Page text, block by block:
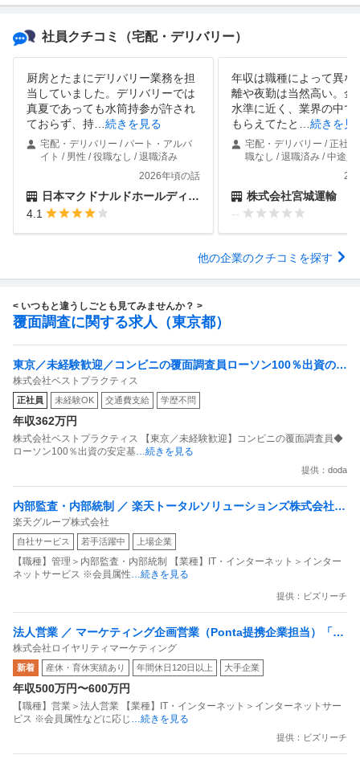
社員クチコミ （宅配・デリバリー）
厨房とたまにデリバリー業務を担
当していました。デリバリーでは
真夏であっても水筒持参が許され
ておらず、持
続きを見る
宅配・デリバリー / パート・アルバ
イト / 男性 / 役職なし / 退職済み
2026年頃の話
日本マクドナルドホールディングス株式会社
4.1
年収は職種によって異な
離や夜勤は当然高い。金
水準に近く、業界の中で
もらえてたと
続きを見
宅配・デリバリー / 正社
職なし / 退職済み / 中途入
株式会社宮城運輸
--
他の企業のクチコミを探す
< いつもと違うしごとも見てみませんか？ >
覆面調査に関する求人（東京都）
東京／未経験歓迎／コンビニの覆面調査員ローソン100％出資の安
定基盤／月５日在宅／残業月10時間
株式会社ベストプラクティス
正社員 未経験OK 交通費支給 学歴不問
年収362万円
株式会社ベストプラクティス 【東京／未経験歓迎】コンビニの覆面調査員◆
ローソン100％出資の安定基 …続きを見る
提供：doda
内部監査・内部統制 ／ 楽天トータルソリューションズ株式会社
戦略事業コンプライアンス支援部 業務統制支援課：ショップコン
プライアンス推進担当（SBCSD）
楽天グループ株式会社
自社サービス 若手活躍中 上場企業
【職種】管理＞内部監査・内部統制 【業種】IT・インターネット＞インター
ネットサービス ※会員属性 …続きを見る
提供：ビズリーチ
法人営業 ／ マーケティング企画営業（Ponta提携企業担当）「国
内最大級の共通ポイントサービスを展開／無駄のない消費社会を
目指すデータマーケティングカンパニー」
株式会社ロイヤリティマーケティング
新着 産休・育休実績あり 年間休日120日以上 大手企業
年収500万円〜600万円
【職種】営業＞法人営業 【業種】IT・インターネット＞インターネットサー
ビス ※会員属性などに応じ
…続きを見る
提供：ビズリーチ